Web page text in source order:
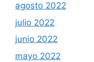
agosto 2022
julio 2022
junio 2022
mayo 2022